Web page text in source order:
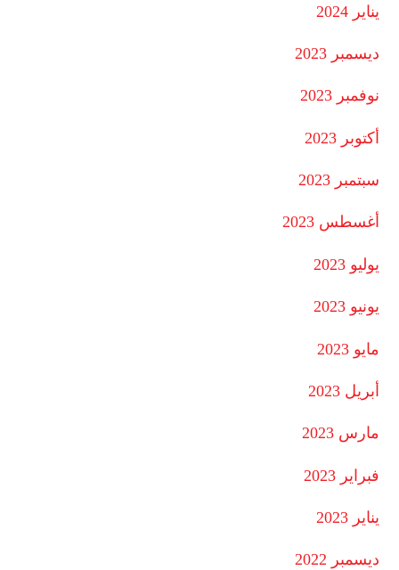
يناير 2024
ديسمبر 2023
نوفمبر 2023
أكتوبر 2023
سبتمبر 2023
أغسطس 2023
يوليو 2023
يونيو 2023
مايو 2023
أبريل 2023
مارس 2023
فبراير 2023
يناير 2023
ديسمبر 2022